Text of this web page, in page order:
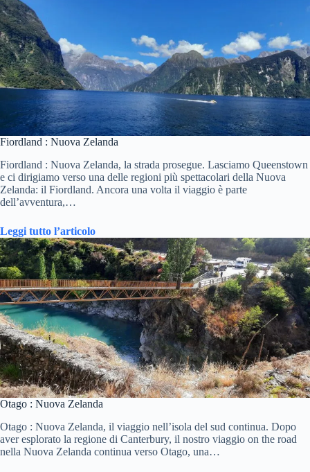
Fiordland : Nuova Zelanda
Fiordland : Nuova Zelanda, la strada prosegue. Lasciamo Queenstown
e ci dirigiamo verso una delle regioni più spettacolari della Nuova
Zelanda: il Fiordland. Ancora una volta il viaggio è parte
dell’avventura,…
Leggi tutto l’articolo
Otago : Nuova Zelanda
Otago : Nuova Zelanda, il viaggio nell’isola del sud continua. Dopo
aver esplorato la regione di Canterbury, il nostro viaggio on the road
nella Nuova Zelanda continua verso Otago, una…